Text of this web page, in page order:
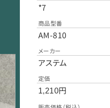
*7
商品型番
AM-810
メーカー
アステム
定価
1,210円